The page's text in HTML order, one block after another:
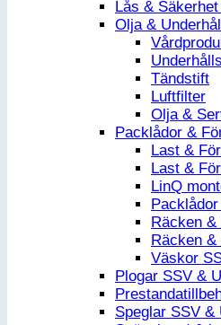
Lås &
Olja &
Tändstift
Luftfilter
Olja &
Packlådor &
Last &
Last &
LinQ
Räcken
Räcken
Väskor
Plogar SSV &
Speglar SSV &